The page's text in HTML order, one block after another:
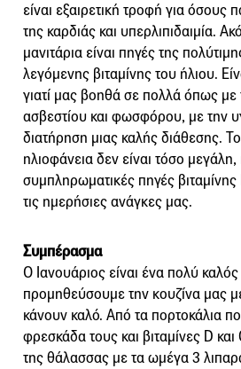
είναι εξαιρετική τροφή για
της καρδιάς και υπερλιπιδαιμία.
μανιτάρια είναι πηγές της
λεγόμενης βιταμίνης του ήλιου.
γιατί μας βοηθά σε πολλά όπως
ασβεστίου και φωσφόρου, με την
διατήρηση μιας καλής διάθεσης.
ηλιοφάνεια δεν είναι τόσο
συμπληρωματικές πηγές
τις ημερήσιες ανάγκες μας.
Συμπέρασμα
Ο Ιανουάριος είναι ένα πολύ
προμηθεύσουμε την κουζίνα μας
κάνουν καλό. Από τα πορτοκάλια
φρεσκάδα τους και βιταμίνες D και
της θάλασσας με τα ωμέγα 3